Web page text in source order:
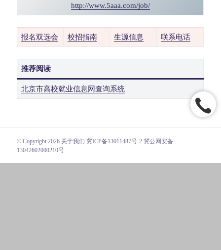
http://www.5aaa.com/job/
报名双选会 校招指南 生源信息 联系电话
推荐阅读
北京市高校就业信息网查询系统
© Copyright 2026. 关于我们 冀ICP备13011487号-2 冀公网安备
13042602000210号